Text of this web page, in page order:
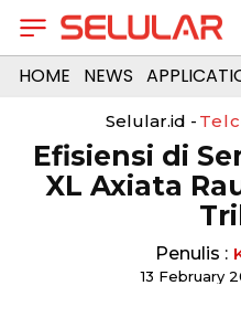
HOME NEWS
Selular.id -
Efisiensi di
XL Axiata
Penulis :
13 February